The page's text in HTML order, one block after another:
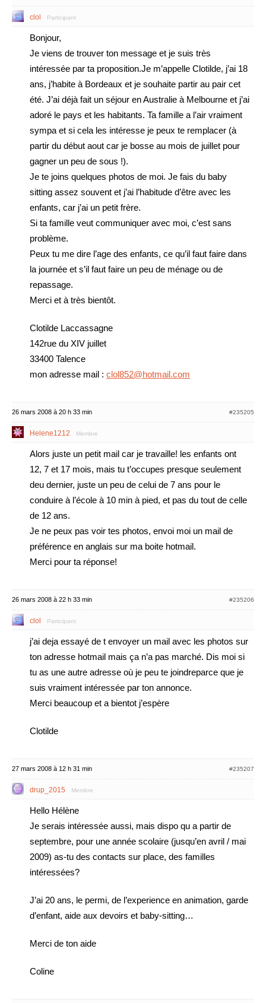
clol Participant
Bonjour,
Je viens de trouver ton message et je suis très
intéressée par ta proposition.Je m’appelle Clotilde, j’ai 18
ans, j’habite à Bordeaux et je souhaite partir au pair cet
été. J’ai déjà fait un séjour en Australie à Melbourne et j’ai
adoré le pays et les habitants. Ta famille a l’air vraiment
sympa et si cela les intéresse je peux te remplacer (à
partir du début aout car je bosse au mois de juillet pour
gagner un peu de sous !).
Je te joins quelques photos de moi. Je fais du baby
sitting assez souvent et j’ai l’habitude d’être avec les
enfants, car j’ai un petit frère.
Si ta famille veut communiquer avec moi, c’est sans
problème.
Peux tu me dire l’age des enfants, ce qu’il faut faire dans
la journée et s’il faut faire un peu de ménage ou de
repassage.
Merci et à très bientôt.
Clotilde Laccassagne
142rue du XIV juillet
33400 Talence
mon adresse mail : clol852@hotmail.com
26 mars 2008 à 20 h 33 min #235205
Helene1212 Membre
Alors juste un petit mail car je travaille! les enfants ont
12, 7 et 17 mois, mais tu t’occupes presque seulement
deu dernier, juste un peu de celui de 7 ans pour le
conduire à l’école à 10 min à pied, et pas du tout de celle
de 12 ans.
Je ne peux pas voir tes photos, envoi moi un mail de
préférence en anglais sur ma boite hotmail.
Merci pour ta réponse!
26 mars 2008 à 22 h 33 min #235206
clol Participant
j’ai deja essayé de t envoyer un mail avec les photos sur
ton adresse hotmail mais ça n’a pas marché. Dis moi si
tu as une autre adresse où je peu te joindreparce que je
suis vraiment intéressée par ton annonce.
Merci beaucoup et a bientot j’espère
Clotilde
27 mars 2008 à 12 h 31 min #235207
drup_2015 Membre
Hello Hélène
Je serais intéressée aussi, mais dispo qu a partir de
septembre, pour une année scolaire (jusqu’en avril / mai
2009) as-tu des contacts sur place, des familles
intéressées?
J’ai 20 ans, le permi, de l’experience en animation, garde
d’enfant, aide aux devoirs et baby-sitting…
Merci de ton aide
Coline